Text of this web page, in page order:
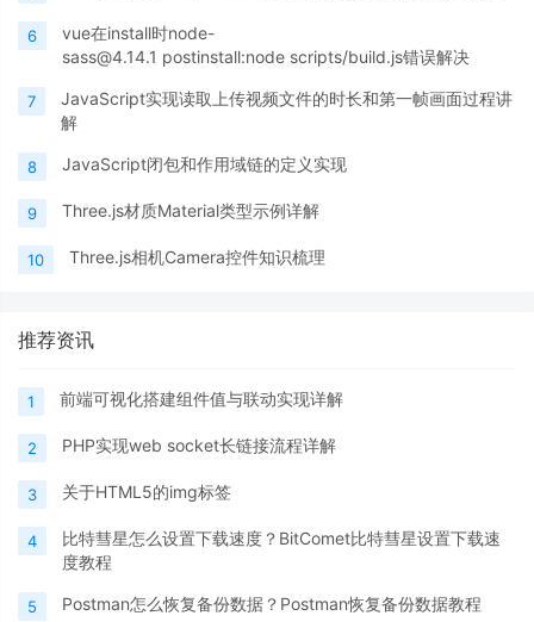
6
vue在install时node-
sass@4.14.1 postinstall:node scripts/build.js错误解决
7
JavaScript实现读取上传视频文件的时长和第一帧画面过程讲
解
8 JavaScript闭包和作用域链的定义实现
9 Three.js材质Material类型示例详解
10 Three.js相机Camera控件知识梳理
推荐资讯
1 前端可视化搭建组件值与联动实现详解
2 PHP实现web socket长链接流程详解
3 关于HTML5的img标签
4
比特彗星怎么设置下载速度？BitComet比特彗星设置下载速
度教程
5 Postman怎么恢复备份数据？Postman恢复备份数据教程